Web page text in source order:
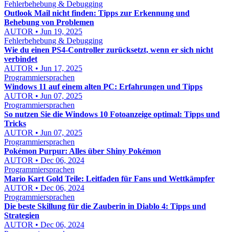
Fehlerbehebung & Debugging
Outlook Mail nicht finden: Tipps zur Erkennung und
Behebung von Problemen
AUTOR • Jun 19, 2025
Fehlerbehebung & Debugging
Wie du einen PS4-Controller zurücksetzt, wenn er sich nicht
verbindet
AUTOR • Jun 17, 2025
Programmiersprachen
Windows 11 auf einem alten PC: Erfahrungen und Tipps
AUTOR • Jun 07, 2025
Programmiersprachen
So nutzen Sie die Windows 10 Fotoanzeige optimal: Tipps und
Tricks
AUTOR • Jun 07, 2025
Programmiersprachen
Pokémon Purpur: Alles über Shiny Pokémon
AUTOR • Dec 06, 2024
Programmiersprachen
Mario Kart Gold Teile: Leitfaden für Fans und Wettkämpfer
AUTOR • Dec 06, 2024
Programmiersprachen
Die beste Skillung für die Zauberin in Diablo 4: Tipps und
Strategien
AUTOR • Dec 06, 2024